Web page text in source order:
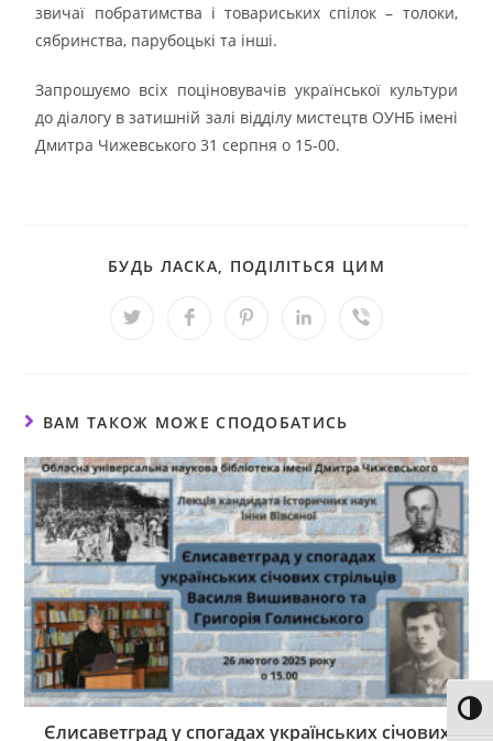
звичаї побратимства і товариських спілок – толоки,
сябринства, парубоцькі та інші.
Запрошуємо всіх поціновувачів української культури
до діалогу в затишній залі відділу мистецтв ОУНБ імені
Дмитра Чижевського 31 серпня о 15-00.
БУДЬ ЛАСКА, ПОДІЛІТЬСЯ ЦИМ
ВАМ ТАКОЖ МОЖЕ СПОДОБАТИСЬ
Єлисаветград у спогадах українських січових